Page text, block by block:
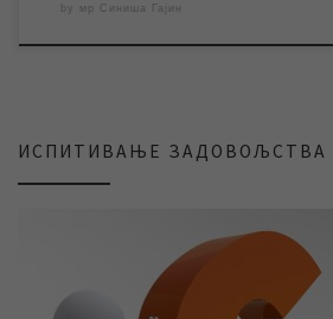
by мр Синиша Гајин
ИСПИТИВАЊЕ ЗАДОВОЉСТВА